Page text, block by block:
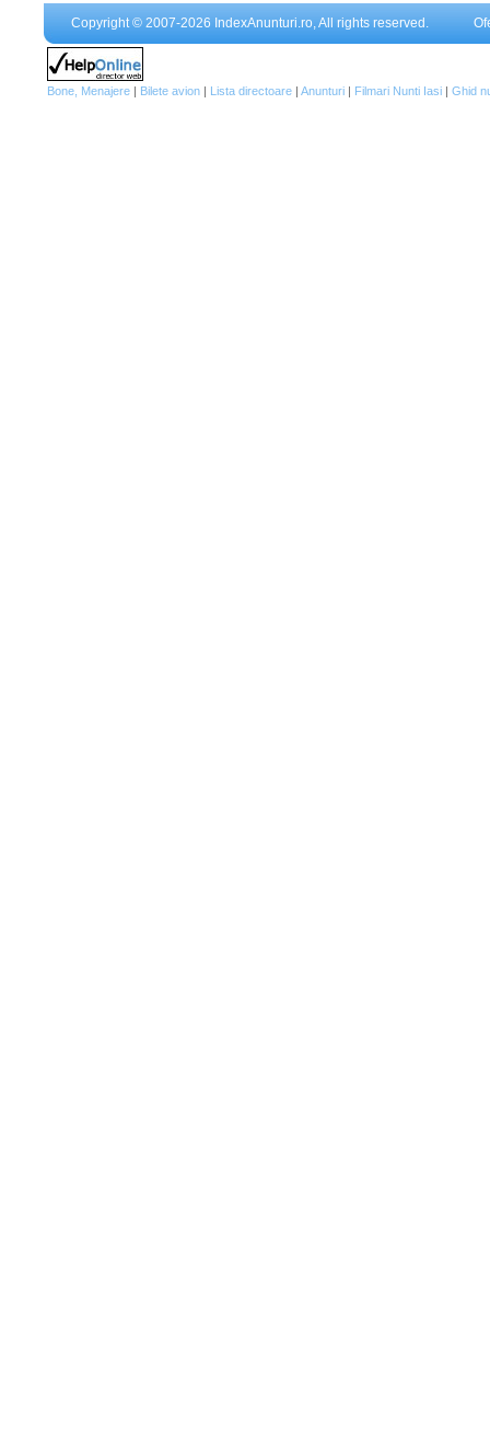
Copyright © 2007-2026 IndexAnunturi.ro, All rights reserved.
Bone, Menajere | Bilete avion | Lista directoare | Anunturi | Filmari Nunti Iasi | Ghid